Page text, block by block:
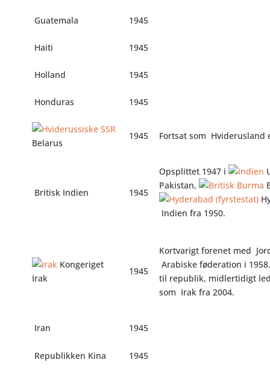
Guatemala 1945
Haiti 1945
Holland 1945
Honduras 1945
Belarus
1945 Fortsat som Hviderusland
Britisk Indien 1945
Opsplittet 1947 i
Pakistan,
Indien fra 1950.
Kongeriget
Irak
1945
Kortvarigt forenet med
Arabiske føderation i
til republik, midlertidigt
som Irak fra 2004.
Iran 1945
Republikken Kina 1945